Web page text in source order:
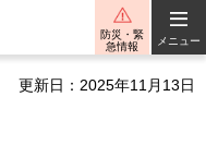
防災・緊
急情報
メニュー
更新日：2025年11月13日